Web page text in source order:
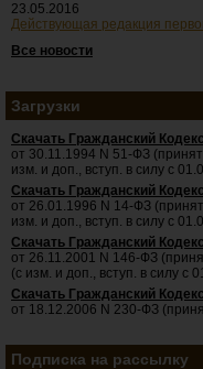
23.05.2016
Действующая редакция
Все новости
Загрузки
Скачать Гражданский
от 30.11.1994 N 51-ФЗ
изм. и доп., вступ. в силу с
Скачать Гражданский
от 26.01.1996 N 14-ФЗ
изм. и доп., вступ. в силу с
Скачать Гражданский
от 26.11.2001 N 146-ФЗ
(с изм. и доп., вступ. в силу с
Скачать Гражданский
от 18.12.2006 N 230-ФЗ
Подписка на рассылку